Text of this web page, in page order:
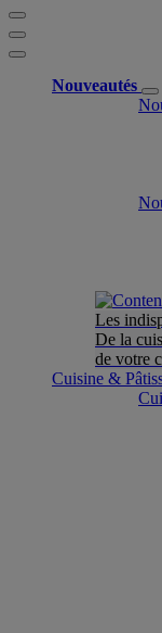
Nouveautés
Les
De la
de votre
Cuisine &